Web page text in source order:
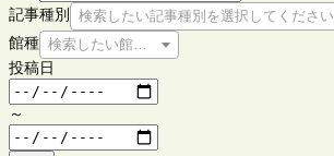
記事種別
検索したい記事種別を選択してください
館種 検索したい館種を選択してください
投稿日
～